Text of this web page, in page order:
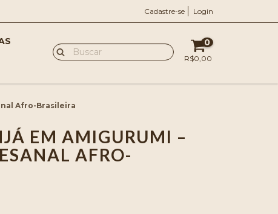
Cadastre-se Login
0
R$0,00
Afro-Brasileira
EM AMIGURUMI –
AFRO-